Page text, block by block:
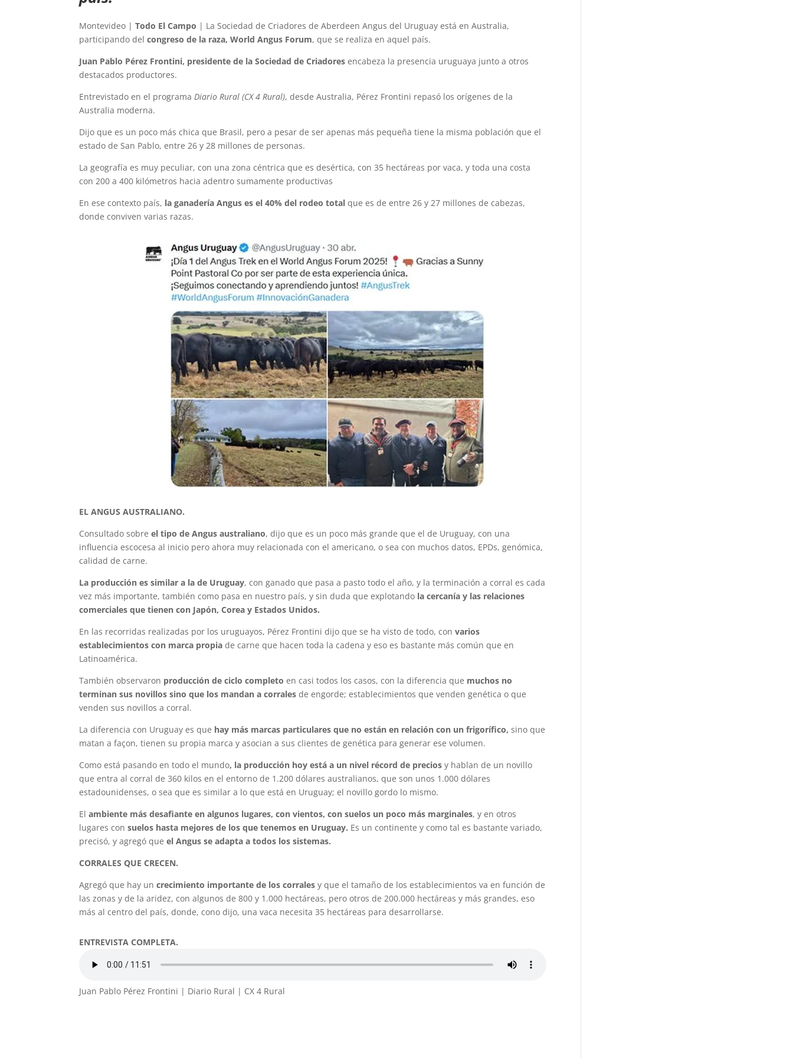
Montevideo |Todo El Campo | La Sociedad de Criadores de Aberdeen Angus del Uruguay está en Australia,
participando delcongreso de la raza, World Angus Forum, que se realiza en aquel país.
Juan Pablo Pérez Frontini, presidente de la Sociedad de Criadores encabeza la presencia uruguaya junto a otros
destacados productores.
Entrevistado en el programaDiario Rural (CX 4 Rural), desde Australia, Pérez Frontini repasó los orígenes de la
Australia moderna.
Dijo que es un poco más chica que Brasil, pero a pesar de ser apenas más pequeña tiene la misma población que el
estado de San Pablo, entre 26 y 28 millones de personas.
La geografía es muy peculiar, con una zona céntrica que es desértica, con 35 hectáreas por vaca, y toda una costa
con 200 a 400 kilómetros hacia adentro sumamente productivas
En ese contexto país, la ganadería Angus es el 40% del rodeo total que es de entre 26 y 27 millones de cabezas,
donde conviven varias razas.
EL ANGUS AUSTRALIANO.
Consultado sobreel tipo de Angus australiano, dijo que es un poco más grande que el de Uruguay, con una
influencia escocesa al inicio pero ahora muy relacionada con el americano, o sea con muchos datos, EPDs, genómica,
calidad de carne.
La producción es similar a la de Uruguay, con ganado que pasa a pasto todo el año, y la terminación a corral es cada
vez más importante, también como pasa en nuestro país, y sin duda que explotando la cercanía y las relaciones
comerciales que tienen con Japón, Corea y Estados Unidos.
En las recorridas realizadas por los uruguayos, Pérez Frontini dijo que se ha visto de todo, convarios
establecimientos con marca propia de carne que hacen toda la cadena y eso es bastante más común que en
Latinoamérica.
También observaron producción de ciclo completo en casi todos los casos, con la diferencia que muchos no
terminan sus novillos sino que los mandan a corrales de engorde; establecimientos que venden genética o que
venden sus novillos a corral.
La diferencia con Uruguay es que hay más marcas particulares que no están en relación con un frigorífico, sino que
matan a façon, tienen su propia marca y asocian a sus clientes de genética para generar ese volumen.
Como está pasando en todo el mundo, la producción hoy está a un nivel récord de precios y hablan de un novillo
que entra al corral de 360 kilos en el entorno de 1.200 dólares australianos, que son unos 1.000 dólares
estadounidenses, o sea que es similar a lo que está en Uruguay; el novillo gordo lo mismo.
Elambiente más desafiante en algunos lugares, con vientos, con suelos un poco más marginales, y en otros
lugares consuelos hasta mejores de los que tenemos en Uruguay. Es un continente y como tal es bastante variado,
precisó, y agregó queel Angus se adapta a todos los sistemas.
CORRALES QUE CRECEN.
Agregó que hay uncrecimiento importante de los corrales y que el tamaño de los establecimientos va en función de
las zonas y de la aridez, con algunos de 800 y 1.000 hectáreas, pero otros de 200.000 hectáreas y más grandes, eso
más al centro del país, donde, cono dijo, una vaca necesita 35 hectáreas para desarrollarse.
ENTREVISTA COMPLETA.
Juan Pablo Pérez Frontini | Diario Rural | CX 4 Rural